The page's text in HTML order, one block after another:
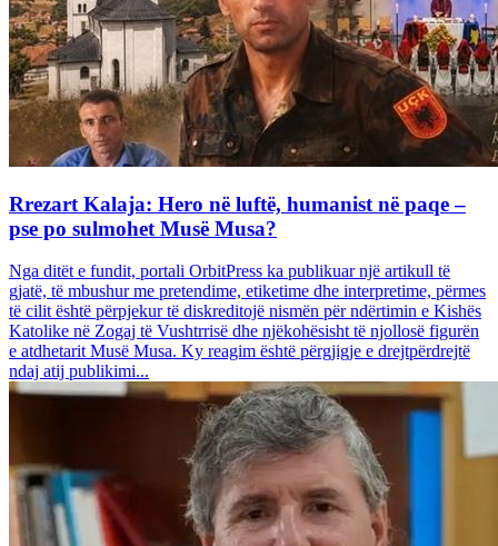
Rrezart Kalaja: Hero në luftë, humanist në paqe –
pse po sulmohet Musë Musa?
Nga ditët e fundit, portali OrbitPress ka publikuar një artikull të
gjatë, të mbushur me pretendime, etiketime dhe interpretime, përmes
të cilit është përpjekur të diskreditojë nismën për ndërtimin e Kishës
Katolike në Zogaj të Vushtrrisë dhe njëkohësisht të njollosë figurën
e atdhetarit Musë Musa. Ky reagim është përgjigje e drejtpërdrejtë
ndaj atij publikimi...